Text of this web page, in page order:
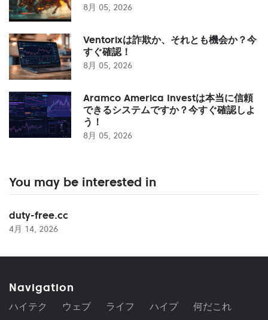
8月 05, 2026
Ventorixは詐欺か、それとも機会か？今
すぐ確認！
8月 05, 2026
Aramco America Investは本当に信頼
できるシステムですか？今すぐ確認しよ
う！
8月 05, 2026
You may be interested in
duty-free.cc
4月 14, 2026
Navigation
ハイテク ウェブ ライフ ハイプ 何だこれ